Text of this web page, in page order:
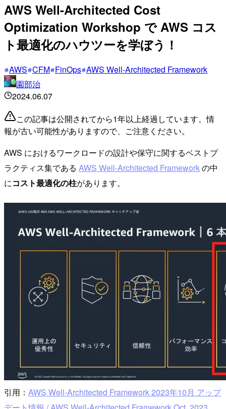
AWS Well-Architected Cost
Optimization Workshop で AWS コス
ト最適化のハウツーを学ぼう！
AWS CFM FinOps AWS Well-Architected Framework
園部治
2024.06.07
この記事は公開されてから1年以上経過しています。情
報が古い可能性がありますので、ご注意ください。
AWS におけるワークロードの設計や保守に関するベストプ
ラクティス集である AWS Well-Architected Framework の中
にコスト最適化の柱があります。
引用： AWS Well-Architected Framework 2023年10月 アップ